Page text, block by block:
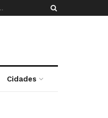
Cidades